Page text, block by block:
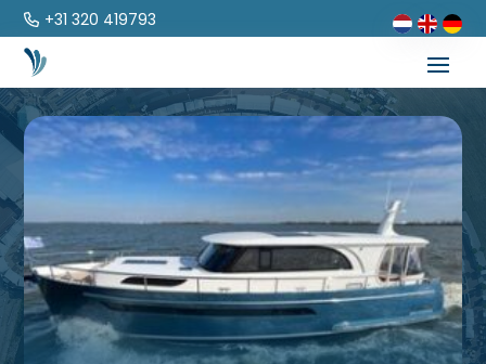
+31 320 419793